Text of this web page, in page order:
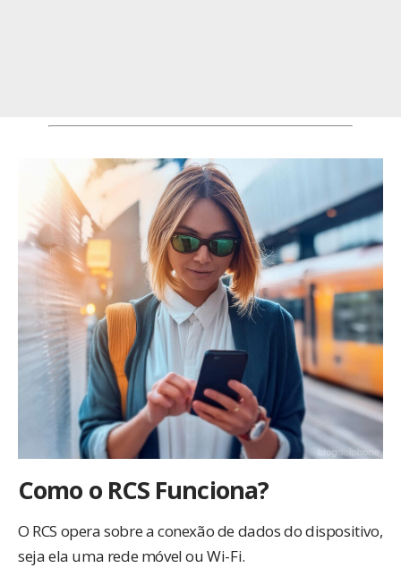
Como o RCS Funciona?
O RCS opera sobre a conexão de dados do dispositivo,
seja ela uma rede móvel ou Wi-Fi.